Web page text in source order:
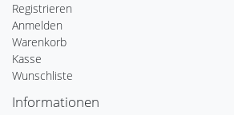
Registrieren
Anmelden
Warenkorb
Kasse
Wunschliste
Informationen